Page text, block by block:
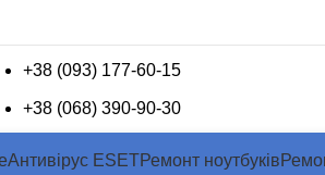
+38 (093) 177-60-15
+38 (068) 390-90-30
Антивірус ESETРемонт ноутбуків